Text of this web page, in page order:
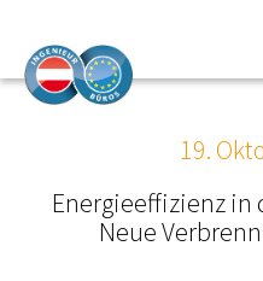
DAS
19.
Energieeffizienz
Neue